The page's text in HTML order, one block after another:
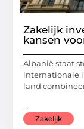
Zakelijk
kansen
Albanië staat
internationale
land
...
Zakelijk